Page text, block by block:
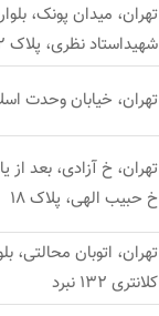
تهران، میدان پونک،
شهیداستاد نظری، پلاک 2
تهران، خیابان وحدت
تهران، خ آزادی، بعد از
خ حبیب الهی، پلاک 18
تهران، اتوبان محالتی،
کلانتری 132 نبرد